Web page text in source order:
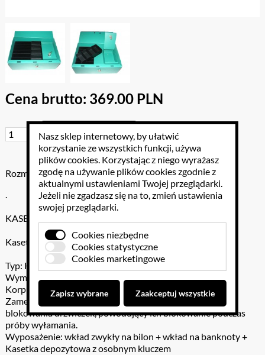
Cena brutto: 369.00 PLN
Do koszyka
Rozmiar: 350 mm x 245 mm x 120 mm
.
KASETA KASJERSKA K-03
Kaseta do zastosowań biurowych. Wyrób nieatestowany.
Typ: K-03
Wymiary zew.: 350x245x120 mm (dł. x szer. x wys.)
Korpus wykonany z blachy stalowej o gr. 0,8 mm
Zamek typu Euro-Locks wyposażony w unikalny system
blokowania drzwiczek, powodujący ich blokowanie podczas
próby wyłamania.
Wyposażenie: wkład zwykły na bilon + wkład na banknoty +
Kasetka depozytowa z osobnym kluczem
Nasz sklep internetowy, by ułatwić
korzystanie ze wszystkich funkcji, używa
plików cookies. Korzystając z niego wyrażasz
zgodę na używanie plików cookies zgodnie z
aktualnymi ustawieniami Twojej przeglądarki.
Jeżeli nie zgadzasz się na to, zmień ustawienia
swojej przeglądarki.
Cookies niezbędne
Cookies statystyczne
Cookies marketingowe
Zapisz wybrane Zaakceptuj wszystkie